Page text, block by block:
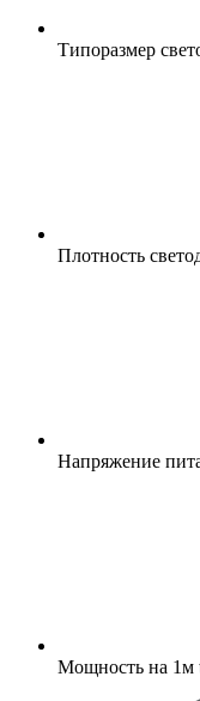
Типоразмер
Плотность
Напряжение
Мощность на 1м